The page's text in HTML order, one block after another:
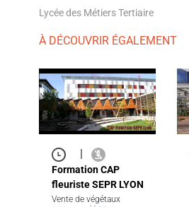
Lycée des Métiers Tertiaire
À DÉCOUVRIR ÉGALEMENT
Formation CAP
fleuriste SEPR LYON
Vente de végétaux